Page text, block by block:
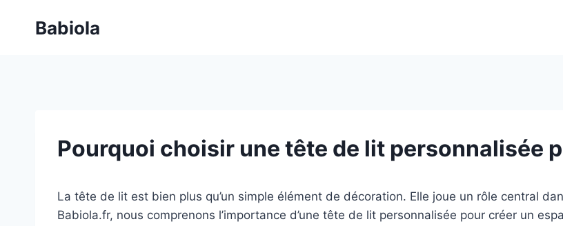
Babiola
Pourquoi choisir une tête de lit personnalisée
La tête de lit est bien plus qu’un simple élément de décoration. Elle joue un rôle central
Babiola.fr, nous comprenons l’importance d’une tête de lit personnalisée pour créer un